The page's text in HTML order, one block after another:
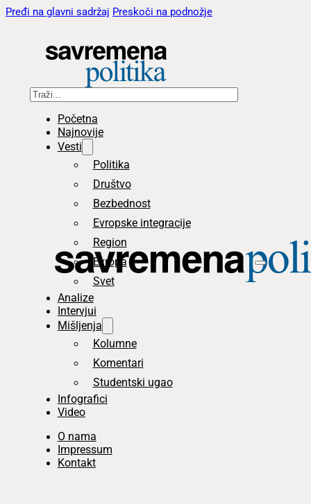
Pređi na glavni sadržaj Preskoči na podnožje
Pretraga
Početna
Najnovije
Vesti
Politika
Društvo
Bezbednost
Evropske integracije
Region
Evropa
Svet
Analize
Intervjui
Mišljenja
Kolumne
Komentari
Studentski ugao
Infografici
Video
O nama
Impressum
Kontakt